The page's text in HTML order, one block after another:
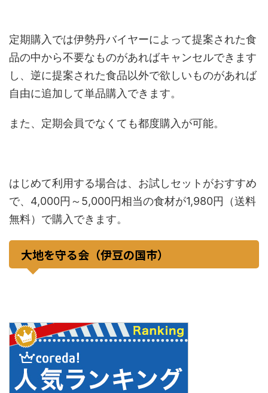
定期購入では伊勢丹バイヤーによって提案された食
品の中から不要なものがあればキャンセルできます
し、逆に提案された食品以外で欲しいものがあれば
自由に追加して単品購入できます。
また、定期会員でなくても都度購入が可能。
はじめて利用する場合は、お試しセットがおすすめ
で、4,000円～5,000円相当の食材が1,980円（送料
無料）で購入できます。
大地を守る会（伊豆の国市）